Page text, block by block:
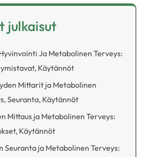
julkaisut
Ja Metabolinen Terveys:
Käytännöt
Mittarit ja Metabolinen
Seuranta, Käytännöt
Mittaus ja Metabolinen Terveys:
Käytännöt
Seuranta ja Metabolinen Terveys: